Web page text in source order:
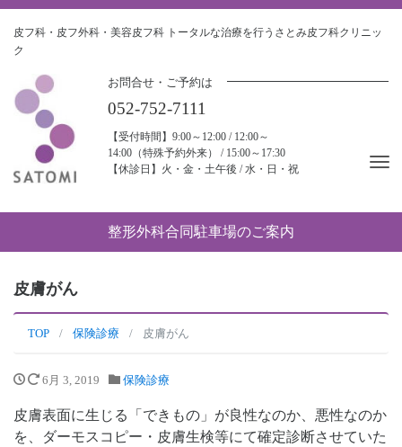
皮フ科・皮フ外科・美容皮フ科 トータルな治療を行うさとみ皮フ科クリニッ
ク
お問合せ・ご予約は
052-752-7111
【受付時間】9:00～12:00 / 12:00～
14:00（特殊予約外来） / 15:00～17:30
【休診日】火・金・土午後 / 水・日・祝
整形外科合同駐車場のご案内
皮膚がん
TOP 保険診療 皮膚がん
6月 3, 2019 保険診療
皮膚表面に生じる「できもの」が良性なのか、悪性なのか
を、ダーモスコピー・皮膚生検等にて確定診断させていた